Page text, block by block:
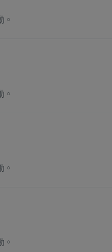
。
。
。
。